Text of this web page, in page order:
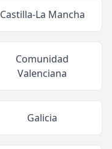
Castilla-La Mancha
Comunidad
Valenciana
Galicia